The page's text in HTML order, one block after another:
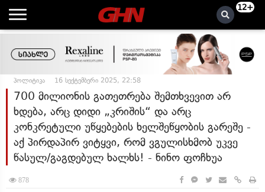
12+
პოლიტიკა 16 სექტემბერი 2025, 22:58
700 მილიონის გათეთრება შემთხვევით არ
ხდება, არც დიდი „კრიშის“ და არც
კონკრეტული უწყებების ხელშეწყობის გარეშე -
აქ პირდაპირ ვიტყვი, რომ ვგულისხმობ უკვე
წასულ/გაგდებულ ხალხს! - ნინო ფოჩხუა
878